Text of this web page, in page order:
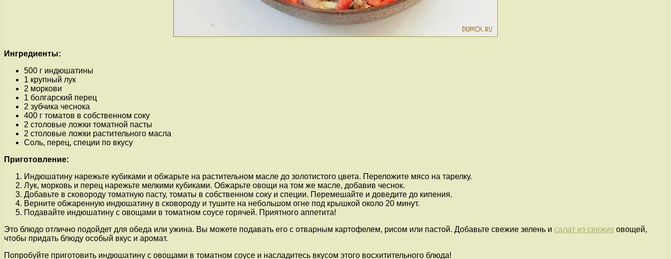
Ингредиенты:
500 г индюшатины
1 крупный лук
2 моркови
1 болгарский перец
2 зубчика чеснока
400 г томатов в собственном соку
2 столовые ложки томатной пасты
2 столовые ложки растительного масла
Соль, перец, специи по вкусу
Приготовление:
Индюшатину нарежьте кубиками и обжарьте на растительном масле до золотистого цвета. Переложите мясо на тарелку.
Лук, морковь и перец нарежьте мелкими кубиками. Обжарьте овощи на том же масле, добавив чеснок.
Добавьте в сковороду томатную пасту, томаты в собственном соку и специи. Перемешайте и доведите до кипения.
Верните обжаренную индюшатину в сковороду и тушите на небольшом огне под крышкой около 20 минут.
Подавайте индюшатину с овощами в томатном соусе горячей. Приятного аппетита!
Это блюдо отлично подойдет для обеда или ужина. Вы можете подавать его с отварным картофелем, рисом или пастой. Добавьте свежие зелень и салат из свежих овощей,
чтобы придать блюду особый вкус и аромат.
Попробуйте приготовить индюшатину с овощами в томатном соусе и насладитесь вкусом этого восхитительного блюда!